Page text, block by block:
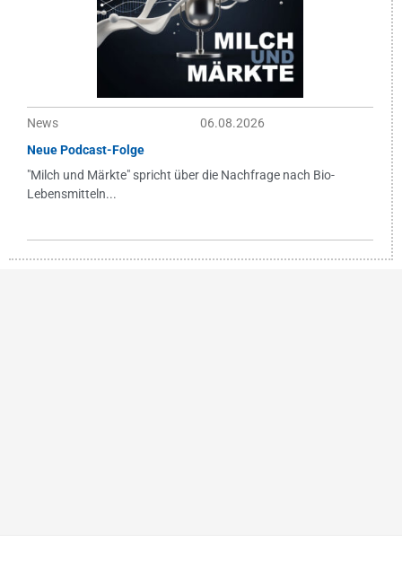
News
06.08.2026
Neue Podcast-Folge
"Milch und Märkte" spricht über die Nachfrage nach Bio-
Lebensmitteln...